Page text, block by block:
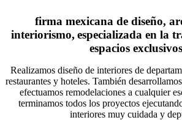
firma mexicana de diseño,
interiorismo, especializada en la
espacios
Realizamos diseño de interiores de
restaurantes y hoteles. También
efectuamos remodelaciones a cualquier
terminamos todos los proyectos
interiores muy cuidada y